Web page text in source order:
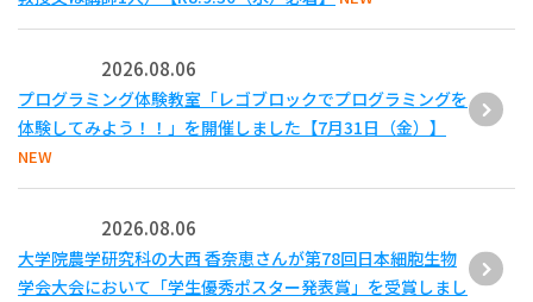
2026.08.06
プログラミング体験教室「レゴブロックでプログラミングを
体験してみよう！！」を開催しました【7月31日（金）】
NEW
2026.08.06
大学院農学研究科の大西 香奈恵さんが第78回日本細胞生物
学会大会において「学生優秀ポスター発表賞」を受賞しまし